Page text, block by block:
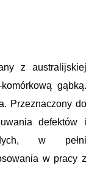
z australijskiej
gąbką.
Przeznaczony do
defektów i
w pełni
w pracy z